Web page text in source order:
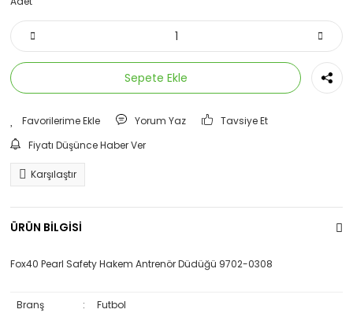
Sepete Ekle
Yorum Yaz
Tavsiye Et
Fiyatı Düşünce Haber Ver
Karşılaştır
ÜRÜN BİLGİSİ
Fox40 Pearl Safety Hakem Antrenör Düdüğü 9702-0308
Branş : Futbol